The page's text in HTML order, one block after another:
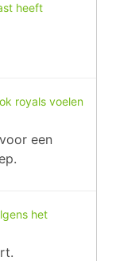
heeft
royals voelen
een
het